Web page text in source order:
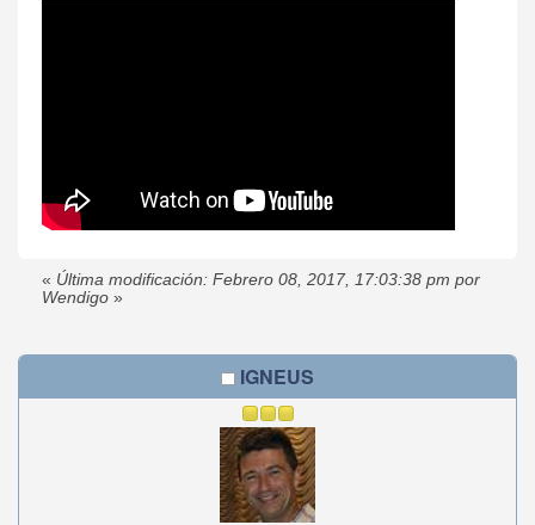
« Última modificación: Febrero 08, 2017, 17:03:38 pm por
Wendigo »
IGNEUS